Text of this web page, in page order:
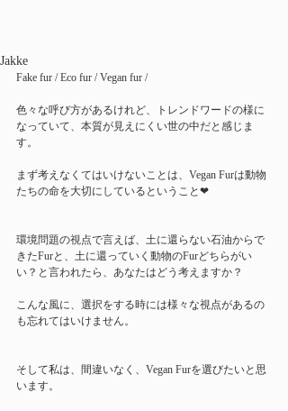
Jakke
Fake fur / Eco fur / Vegan fur /
色々な呼び方があるけれど、トレンドワードの様に
なっていて、本質が見えにくい世の中だと感じま
す。
まず考えなくてはいけないことは、Vegan Furは動物
たちの命を大切にしているということ❤︎
環境問題の視点で言えば、土に還らない石油からで
きたFurと、土に還っていく動物のFurどちらがい
い？と言われたら、あなたはどう考えますか？
こんな風に、選択をする時には様々な視点があるの
も忘れてはいけません。
そして私は、間違いなく、Vegan Furを選びたいと思
います。